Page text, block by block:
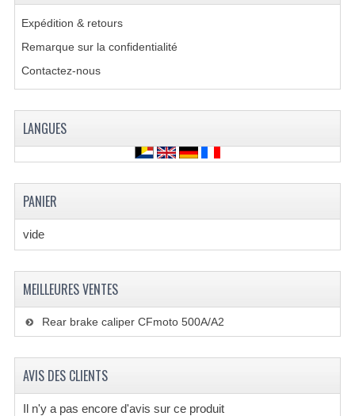
MOTEUR
SUSPENSION DE ROUE
SYSTÈME D'ÉCHAPPEMENT
ACCESSOIRES
DES OUTILS
BASHAN 300S-18
BASHAN 400S
Expédition & retours
Remarque sur la confidentialité
Contactez-nous
LANGUES
PANIER
vide
MEILLEURES VENTES
Rear brake caliper CFmoto 500A/A2
AVIS DES CLIENTS
Il n'y a pas encore d'avis sur ce produit